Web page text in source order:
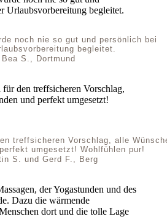
noch nie so gut und persönlich bei
begleitet.
Bea S., Dortmund
treffsicheren Vorschlag, alle
umgesetzt! Wohlfühlen pur!
S. und Gerd F., Berg